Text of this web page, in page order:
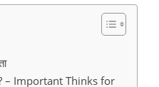
– Important Thinks for